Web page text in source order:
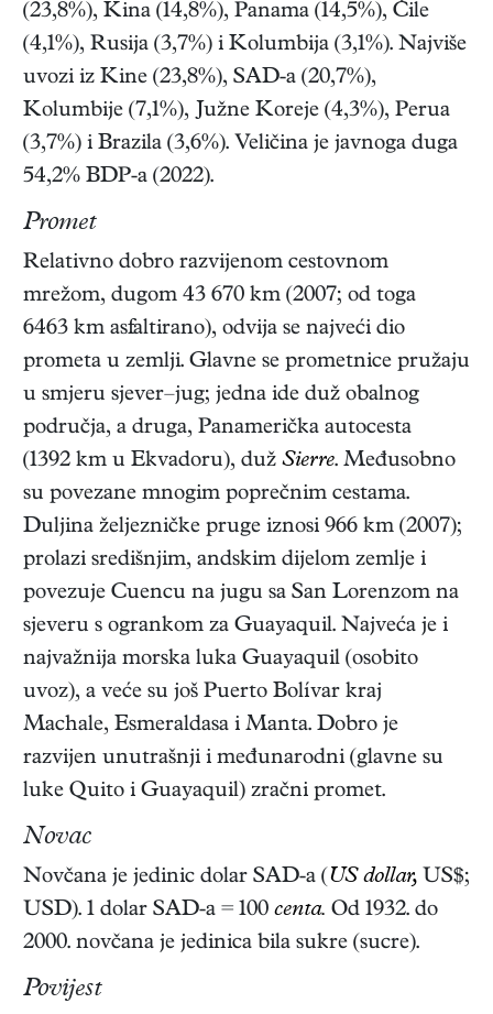
(23,8%), Kina (14,8%), Panama (14,5%), Čile
(4,1%), Rusija (3,7%) i Kolumbija (3,1%). Najviše
uvozi iz Kine (23,8%), SAD-a (20,7%),
Kolumbije (7,1%), Južne Koreje (4,3%), Perua
(3,7%) i Brazila (3,6%). Veličina je javnoga duga
54,2% BDP-a (2022).
Promet
Relativno dobro razvijenom cestovnom
mrežom, dugom 43 670 km (2007; od toga
6463 km asfaltirano), odvija se najveći dio
prometa u zemlji. Glavne se prometnice pružaju
u smjeru sjever–jug; jedna ide duž obalnog
područja, a druga, Panamerička autocesta
(1392 km u Ekvadoru), duž Sierre. Međusobno
su povezane mnogim poprečnim cestama.
Duljina željezničke pruge iznosi 966 km (2007);
prolazi središnjim, andskim dijelom zemlje i
povezuje Cuencu na jugu sa San Lorenzom na
sjeveru s ogrankom za Guayaquil. Najveća je i
najvažnija morska luka Guayaquil (osobito
uvoz), a veće su još Puerto Bolívar kraj
Machale, Esmeraldasa i Manta. Dobro je
razvijen unutrašnji i međunarodni (glavne su
luke Quito i Guayaquil) zračni promet.
Novac
Novčana je jedinic dolar SAD-a (US dollar, US$;
USD). 1 dolar SAD-a = 100 centa. Od 1932. do
2000. novčana je jedinica bila sukre (sucre).
Povijest